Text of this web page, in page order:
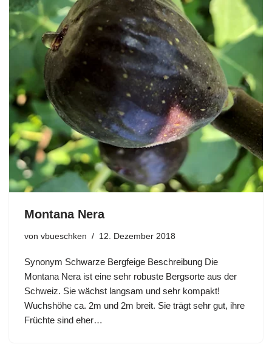
Montana Nera
von vbueschken 12. Dezember 2018
Synonym Schwarze Bergfeige Beschreibung Die
Montana Nera ist eine sehr robuste Bergsorte aus der
Schweiz. Sie wächst langsam und sehr kompakt!
Wuchshöhe ca. 2m und 2m breit. Sie trägt sehr gut, ihre
Früchte sind eher…